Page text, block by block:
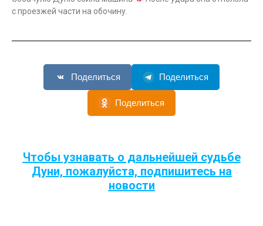
с проезжей части на обочину.
Поделиться Поделиться
Поделиться
Чтобы узнавать о дальнейшей судьбе
Дуни, пожалуйста, подпишитесь на
новости